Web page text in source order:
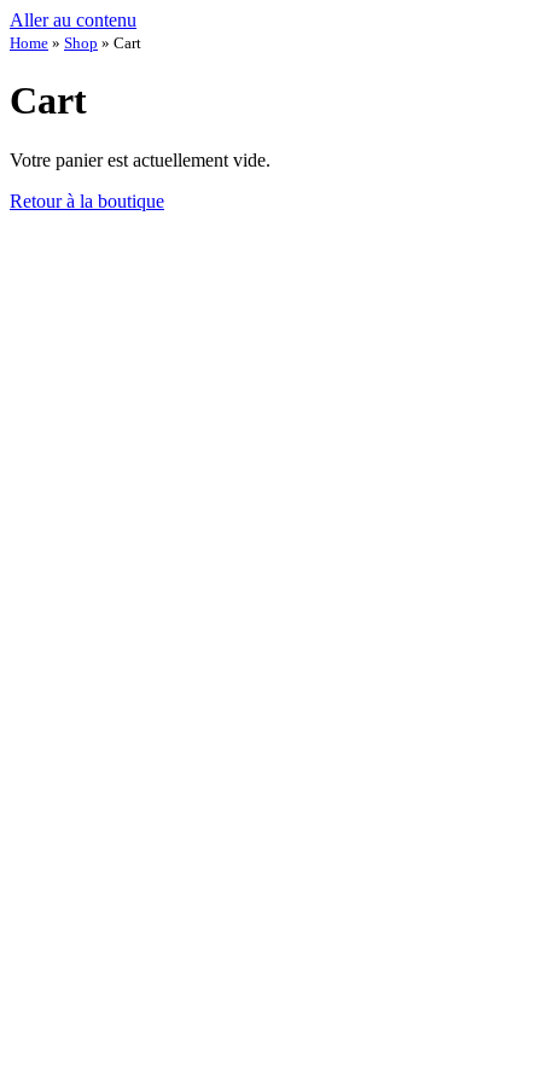
Aller au contenu
Home » Shop » Cart
Cart
Votre panier est actuellement vide.
Retour à la boutique